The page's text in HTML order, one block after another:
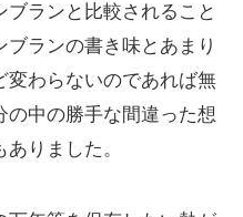
ブランと比較されること
ランの書き味とあまり
変わらないのであれば無
中の勝手な間違った想
りました。